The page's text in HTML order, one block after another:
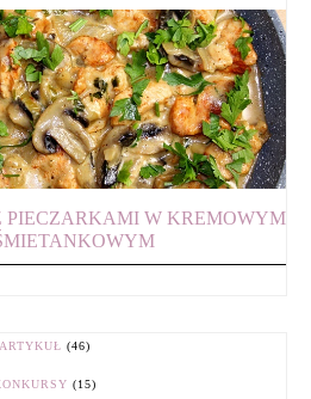
PIECZARKAMI W KREMOWYM
ARTYKUŁ (46)
(15)